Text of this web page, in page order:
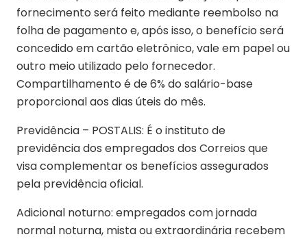
fornecimento será feito mediante reembolso na
folha de pagamento e, após isso, o benefício será
concedido em cartão eletrônico, vale em papel ou
outro meio utilizado pelo fornecedor.
Compartilhamento é de 6% do salário-base
proporcional aos dias úteis do mês.
Previdência – POSTALIS: É o instituto de
previdência dos empregados dos Correios que
visa complementar os benefícios assegurados
pela previdência oficial.
Adicional noturno: empregados com jornada
normal noturna, mista ou extraordinária recebem